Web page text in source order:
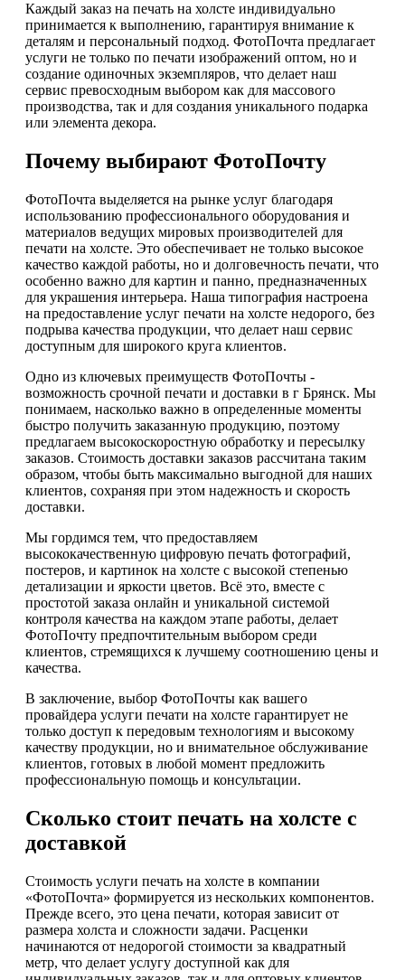
Каждый заказ на печать на холсте индивидуально
принимается к выполнению, гарантируя внимание к
деталям и персональный подход. ФотоПочта предлагает
услуги не только по печати изображений оптом, но и
создание одиночных экземпляров, что делает наш
сервис превосходным выбором как для массового
производства, так и для создания уникального подарка
или элемента декора.
Почему выбирают ФотоПочту
ФотоПочта выделяется на рынке услуг благодаря
использованию профессионального оборудования и
материалов ведущих мировых производителей для
печати на холсте. Это обеспечивает не только высокое
качество каждой работы, но и долговечность печати, что
особенно важно для картин и панно, предназначенных
для украшения интерьера. Наша типография настроена
на предоставление услуг печати на холсте недорого, без
подрыва качества продукции, что делает наш сервис
доступным для широкого круга клиентов.
Одно из ключевых преимуществ ФотоПочты -
возможность срочной печати и доставки в г Брянск. Мы
понимаем, насколько важно в определенные моменты
быстро получить заказанную продукцию, поэтому
предлагаем высокоскоростную обработку и пересылку
заказов. Стоимость доставки заказов рассчитана таким
образом, чтобы быть максимально выгодной для наших
клиентов, сохраняя при этом надежность и скорость
доставки.
Мы гордимся тем, что предоставляем
высококачественную цифровую печать фотографий,
постеров, и картинок на холсте с высокой степенью
детализации и яркости цветов. Всё это, вместе с
простотой заказа онлайн и уникальной системой
контроля качества на каждом этапе работы, делает
ФотоПочту предпочтительным выбором среди
клиентов, стремящихся к лучшему соотношению цены и
качества.
В заключение, выбор ФотоПочты как вашего
провайдера услуги печати на холсте гарантирует не
только доступ к передовым технологиям и высокому
качеству продукции, но и внимательное обслуживание
клиентов, готовых в любой момент предложить
профессиональную помощь и консультации.
Сколько стоит печать на холсте с
доставкой
Стоимость услуги печать на холсте в компании
«ФотоПочта» формируется из нескольких компонентов.
Прежде всего, это цена печати, которая зависит от
размера холста и сложности задачи. Расценки
начинаются от недорогой стоимости за квадратный
метр, что делает услугу доступной как для